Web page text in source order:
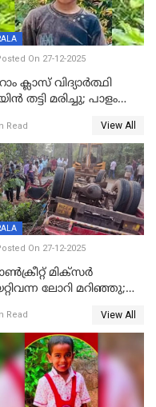
On 27-12-2025
ക്ലാസ് വിദ്യാർത്ഥി
തട്ടി മരിച്ചു; പാളം
മലപ്പുറത്ത്
Read View All
On 27-12-2025
മിക്‌സര്‍
ലോറി മറിഞ്ഞു;
കണ്ണൂരിൽ
Read View All